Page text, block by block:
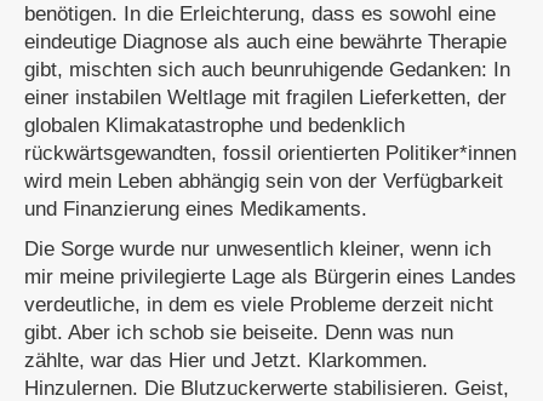
benötigen. In die Erleichterung, dass es sowohl eine
eindeutige Diagnose als auch eine bewährte Therapie
gibt, mischten sich auch beunruhigende Gedanken: In
einer instabilen Weltlage mit fragilen Lieferketten, der
globalen Klimakatastrophe und bedenklich
rückwärtsgewandten, fossil orientierten Politiker*innen
wird mein Leben abhängig sein von der Verfügbarkeit
und Finanzierung eines Medikaments.
Die Sorge wurde nur unwesentlich kleiner, wenn ich
mir meine privilegierte Lage als Bürgerin eines Landes
verdeutliche, in dem es viele Probleme derzeit nicht
gibt. Aber ich schob sie beiseite. Denn was nun
zählte, war das Hier und Jetzt. Klarkommen.
Hinzulernen. Die Blutzuckerwerte stabilisieren. Geist,